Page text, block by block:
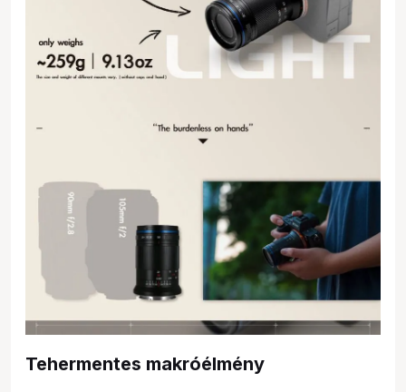
Tehermentes makróélmény